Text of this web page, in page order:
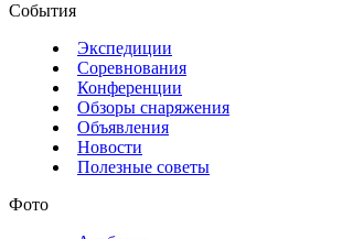
События
Экспедиции
Соревнования
Конференции
Обзоры снаряжения
Объявления
Новости
Полезные советы
Фото